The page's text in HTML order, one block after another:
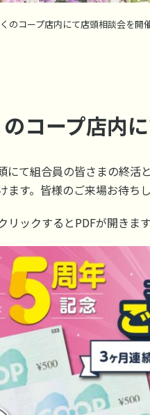
のコープ店内にて店頭相談会を開
コープ店内
にて組合員の皆さまの終活
ます。皆様のご来場お待ちし
リックするとPDFが開きます